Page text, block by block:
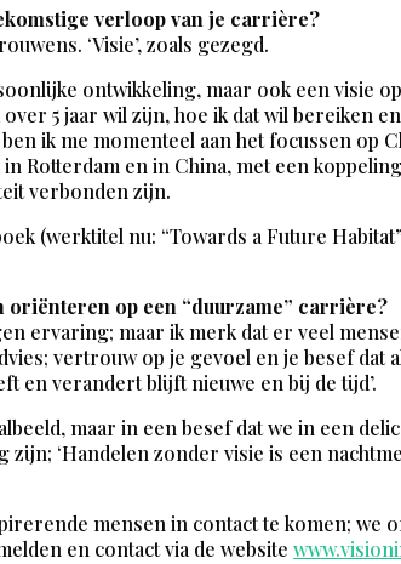
verloop van je carrière?
‘Visie’, zoals gezegd.
ontwikkeling, maar ook een visie
5 jaar wil zijn, hoe ik dat wil
ik me momenteel aan het focussen
Rotterdam en in China, met een
verbonden zijn.
(werktitel nu: “Towards a Future
op een “duurzame” carrière?
ervaring; maar ik merk dat er veel
vertrouw op je gevoel en je besef
en verandert blijft nieuwe en bij de tijd’.
maar in een besef dat we in een
zijn; ‘Handelen zonder visie is een
mensen in contact te komen;
en contact via de website